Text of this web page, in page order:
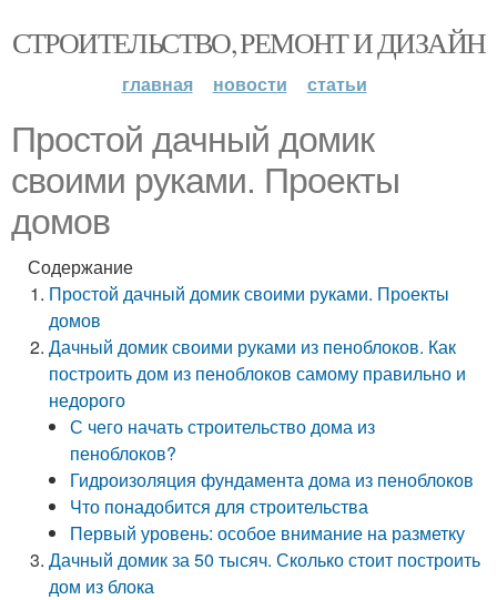
СТРОИТЕЛЬСТВО, РЕМОНТ И ДИЗАЙН
главная новости статьи
Простой дачный домик
своими руками. Проекты
домов
Содержание
Простой дачный домик своими руками. Проекты
домов
Дачный домик своими руками из пеноблоков. Как
построить дом из пеноблоков самому правильно и
недорого
С чего начать строительство дома из
пеноблоков?
Гидроизоляция фундамента дома из пеноблоков
Что понадобится для строительства
Первый уровень: особое внимание на разметку
Дачный домик за 50 тысяч. Сколько стоит построить
дом из блока